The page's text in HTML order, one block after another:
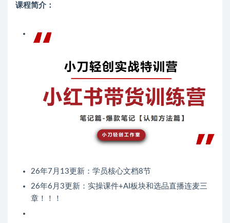
课程简介：
26年7月13更新：学员核心文档8节
26年6月3更新：实操课件+AI板块和选品直播连麦三
章！！！